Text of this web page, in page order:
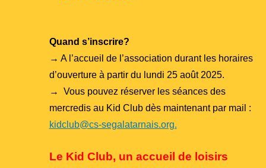
Quand s’inscrire?
→ A l’accueil de l’association durant les horaires
d’ouverture à partir du lundi 25 août 2025.
→ Vous pouvez réserver les séances des
mercredis au Kid Club dès maintenant par mail :
kidclub@cs-segalatarnais.org.
Le Kid Club, un accueil de loisirs